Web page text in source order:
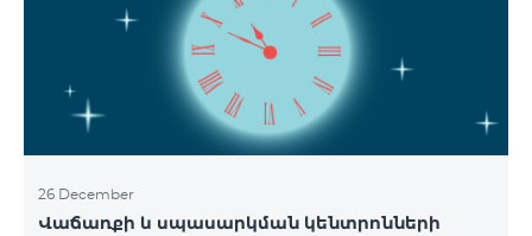
անխափան հասանելությունն ապահովելու
նպատակով շարունակում է գործել հատուկ
առաջարկ, որը հնարավորություն է ընձեռում ձեռք
բերել նոր տեխնոլոգիաներով աշխատող բջջային
հեռախոսնե
26 December
Վաճառքի և սպասարկման կենտրոնների